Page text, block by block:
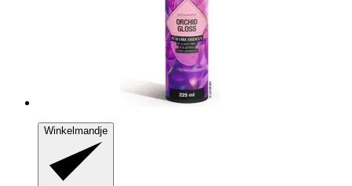
Winkelmandje